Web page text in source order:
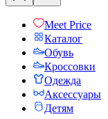
Meet Price
Каталог
Обувь
Кроссовки
Одежда
Аксессуары
Детям